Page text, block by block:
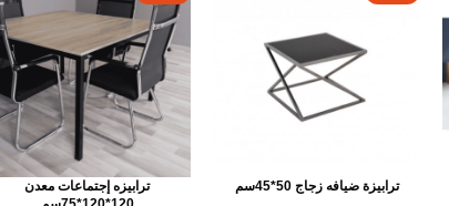
ترابيزة ضيافه زجاج 50*45سم
ترابيزه إجتماعات معدن